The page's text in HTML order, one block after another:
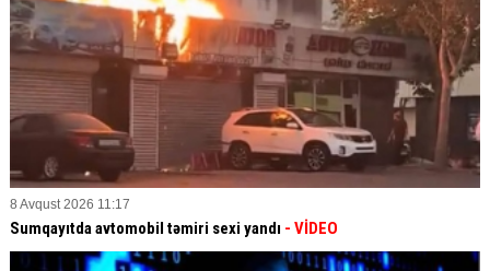
8 Avqust 2026 11:17
Sumqayıtda avtomobil təmiri sexi yandı - VİDEO